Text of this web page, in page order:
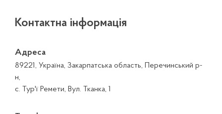
Контактна інформація
Адреса
89221, Україна, Закарпатська область, Перечинський р-
н,
с. Тур'ї Ремети, Вул. Тканка, 1